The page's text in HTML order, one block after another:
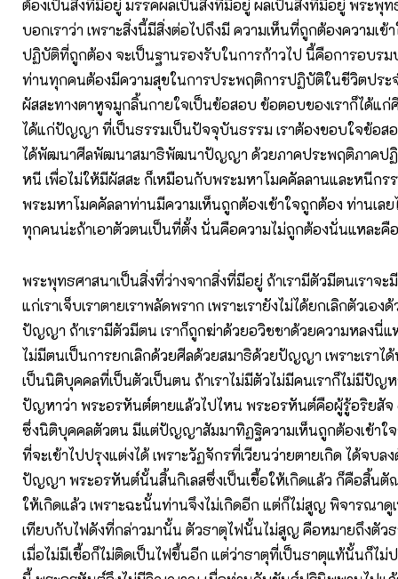
ต้องเป็นสิ่งที่มีอยู่ มรรคผลเป็นสิ่งที่มีอยู่ ผลเป็นสิ่งที่มีอยู่ พระพุท
บอกเราว่า เพราะสิ่งนี้มีสิ่งต่อไปถึงมี ความเห็นที่ถูกต้องความเข้
ปฏิบัติที่ถูกต้อง จะเป็นฐานรองรับในการก้าวไป นี้คือการอบร
ท่านทุกคนต้องมีความสุขในการประพฤติการปฏิบัติในชีวิตประ
ผัสสะทางตาหูจมูกลิ้นกายใจเป็นข้อสอบ ข้อตอบของเราก็ได้แก่
ได้แก่ปัญญา ที่เป็นธรรมเป็นปัจจุบันธรรม เราต้องขอบใจข้อส
ได้พัฒนาศีลพัฒนาสมาธิพัฒนาปัญญา ด้วยภาคประพฤติภาคปฏิ
หนี เพื่อไม่ให้มีผัสสะ ก็เหมือนกับพระมหาโมคคัลลานและหนีกร
พระมหาโมคคัลลาท่านมีความเห็นถูกต้องเข้าใจถูกต้อง ท่านเลย
ทุกคนน่ะถ้าเอาตัวตนเป็นที่ตั้ง นั่นคือความไม่ถูกต้องนั่นแหละคื
พระพุทธศาสนาเป็นสิ่งที่ว่างจากสิ่งที่มีอยู่ ถ้าเรามีตัวมีตนเราจะ
แก่เราเจ็บเราตายเราพลัดพราก เพราะเรายังไม่ได้ยกเลิกตัวเอง
ปัญญา ถ้าเรามีตัวมีตน เราก็ถูกฆ่าด้วยอวิชชาด้วยความหลงนี่แ
ไม่มีตนเป็นการยกเลิกด้วยศีลด้วยสมาธิด้วยปัญญา เพราะเราไ
เป็นนิติบุคคลที่เป็นตัวเป็นตน ถ้าเราไม่มีตัวไม่มีคนเราก็ไม่มีปัญห
ปัญหาว่า พระอรหันต์ตายแล้วไปไหน พระอรหันต์คือผู้รู้อริยสัจ
ซึ่งนิติบุคคลตัวตน มีแต่ปัญญาสัมมาทิฏฐิความเห็นถูกต้องเข้าใจ
ที่จะเข้าไปปรุงแต่งได้ เพราะวัฏจักรที่เวียนว่ายตายเกิด ได้จบล
ปัญญา พระอรหันต์นั้นสิ้นกิเลสซึ่งเป็นเชื้อให้เกิดแล้ว ก็คือสิ้นตั
ให้เกิดแล้ว เพราะฉะนั้นท่านจึงไม่เกิดอีก แต่ก็ไม่สูญ พิจารณาดู
เทียบกับไฟดังที่กล่าวมานั้น ตัวธาตุไฟนั้นไม่สูญ คือหมายถึงตัว
เมื่อไม่มีเชื้อก็ไม่ติดเป็นไฟขึ้นอีก แต่ว่าธาตุที่เป็นธาตุแท้นั้นก็ไม่